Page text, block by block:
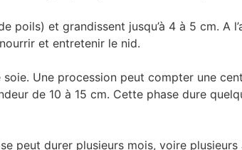
poils) et grandissent jusqu’à 4 à 5 cm. A
et entretenir le nid.
Une procession peut compter une
de 10 à 15 cm. Cette phase dure
peut durer plusieurs mois, voire